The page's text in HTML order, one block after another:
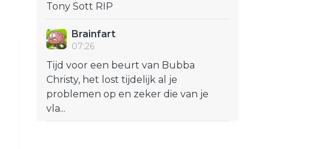
Tony Sott RIP
Brainfart
07:26
Tijd voor een beurt van Bubba
Christy, het lost tijdelijk al je
problemen op en zeker die van je
vla...